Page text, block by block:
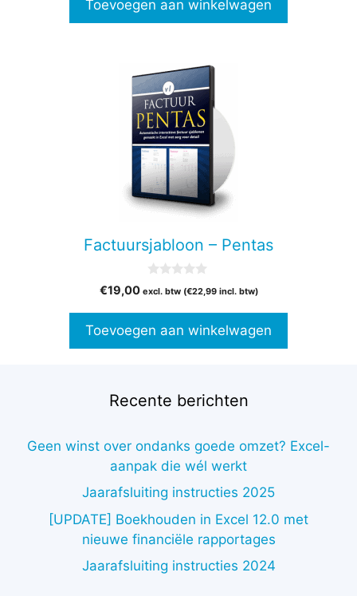
€19,00.€0,00.
Toevoegen aan winkelwagen
Factuursjabloon – Pentas
v
5
€19,00 excl. btw (€22,99incl. btw)
Toevoegen aan winkelwagen
Recente berichten
Geen winst over ondanks goede omzet? Excel-
aanpak die wél werkt
Jaarafsluiting instructies 2025
[UPDATE] Boekhouden in Excel 12.0 met
nieuwe financiële rapportages
Jaarafsluiting instructies 2024